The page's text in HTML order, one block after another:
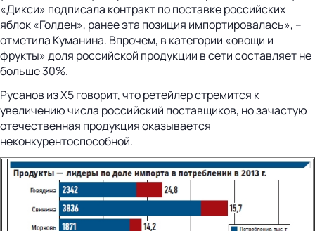
«Дикси» подписала контракт по поставке российских
яблок «Голден», ранее эта позиция импортировалась», –
отметила Куманина. Впрочем, в категории «овощи и
фрукты» доля российской продукции в сети составляет не
больше 30%.
Русанов из X5 говорит, что ретейлер стремится к
увеличению числа российский поставщиков, но зачастую
отечественная продукция оказывается
неконкурентоспособной.